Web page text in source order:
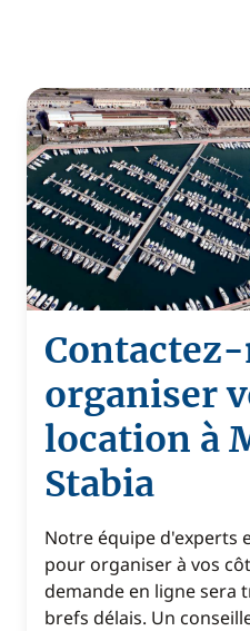
organiser
location à
Stabia
Notre équipe d'experts
pour organiser à vos
demande en ligne sera
brefs délais. Un